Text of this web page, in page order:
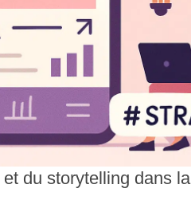
du storytelling dans